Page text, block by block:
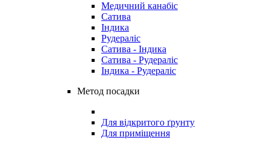
Медичний канабіс
Сатива
Індика
Рудераліс
Сатива - Індика
Сатива - Рудераліс
Індика - Рудераліс
Метод посадки
Для відкритого ґрунту
Для приміщення